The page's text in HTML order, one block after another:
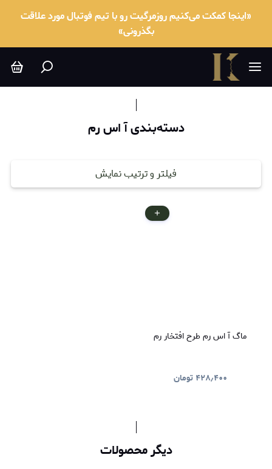
«اینجا کمکت می‌کنیم روزمرگیت رو با تیم فوتبال مورد علاقت
بگذرونی»
دسته‌بندی آ اس رم
فیلتر و ترتیب نمایش
ماگ آ اس رم طرح افتخار رم
۴۲۸٫۴۰۰ تومان
دیگر محصولات